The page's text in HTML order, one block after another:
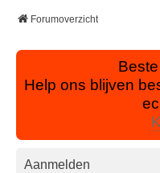
Forumoverzicht
Help ons blijven
Aanmelden